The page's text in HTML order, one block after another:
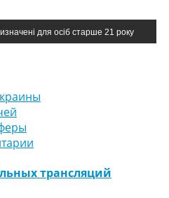
для осіб старше 21 року
трансляций